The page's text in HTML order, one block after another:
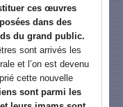
ces œuvres
dans des
du grand public.
sont arrivés les
et l’on est devenu
cette nouvelle
sont parmi les